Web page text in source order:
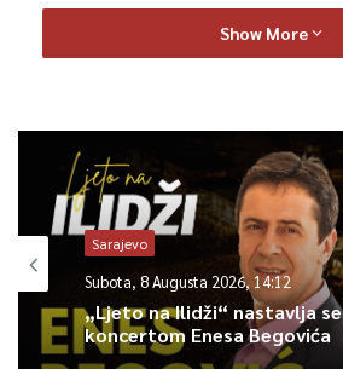
Na respiratoru u KCUS-u su četiri
– Kad je riječ o kumulativnim
u Kantonu Sarajevo do danas je 22.909
broj izliječenih 20.552. Trenutno je u
slučajeva. Ukupan broj smrtnih slučajeva
samoizolacija 2.299 – Zalihićeve su riječi.
Iako je u ovom momentu prisutna
Show More
Sarajevo
Subota, 8 Augusta 2026, 14:12
„Ljeto na Ilidži“ nastavlja
koncertom Enesa Begovića